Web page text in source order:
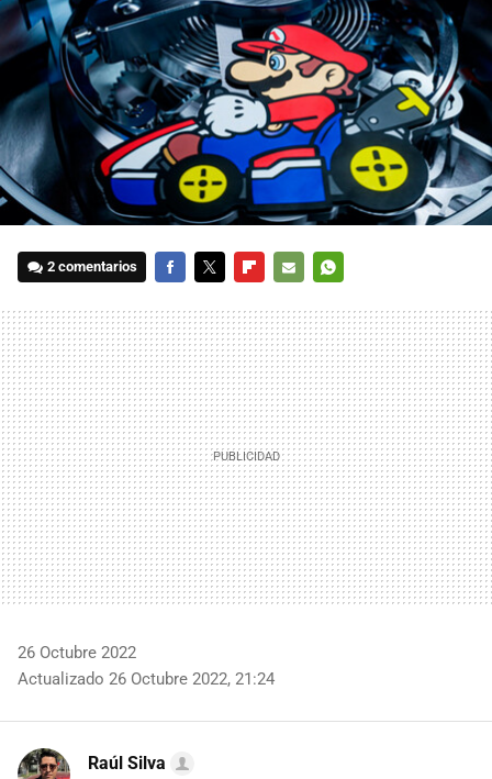
2 comentarios
MAIL
26 Octubre 2022
Actualizado 26 Octubre 2022, 21:24
Raúl Silva